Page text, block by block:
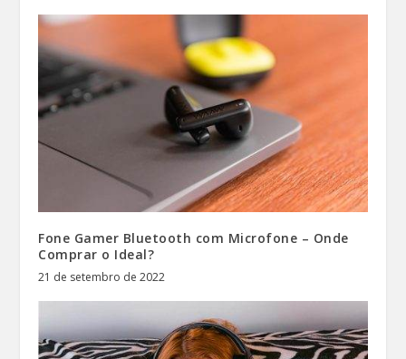
Fone Gamer Bluetooth com Microfone – Onde
Comprar o Ideal?
21 de setembro de 2022